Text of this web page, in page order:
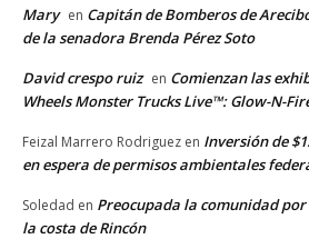
Mary en Capitán de Bomberos de
de la senadora Brenda Pérez Soto
David crespo ruiz en Comienzan las
Wheels Monster Trucks Live™: Glow-N-
Feizal Marrero Rodriguez en Inversión de
en espera de permisos ambientales
Soledad en Preocupada la comunidad
la costa de Rincón